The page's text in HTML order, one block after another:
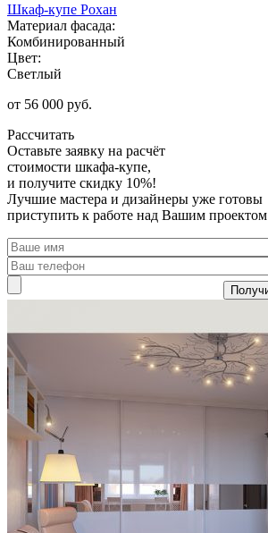
Шкаф-купе Рохан
Материал фасада:
Комбинированный
Цвет:
Светлый
от 56 000 руб.
Рассчитать
Оставьте заявку на расчёт
стоимости шкафа-купе,
и получите скидку 10%!
Лучшие мастера и дизайнеры уже готовы
приступить к работе над Вашим проектом